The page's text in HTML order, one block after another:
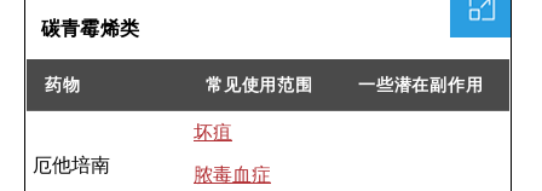
碳青霉烯类
药物 常见使用范围 一些潜在副作用
厄他培南
坏疽
脓毒血症